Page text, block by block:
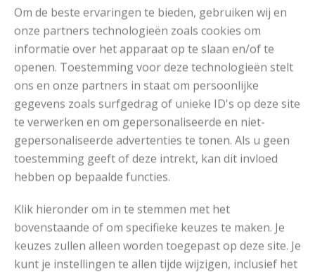
Om de beste ervaringen te bieden, gebruiken wij en
onze partners technologieën zoals cookies om
informatie over het apparaat op te slaan en/of te
openen. Toestemming voor deze technologieën stelt
ons en onze partners in staat om persoonlijke
gegevens zoals surfgedrag of unieke ID's op deze site
te verwerken en om gepersonaliseerde en niet-
gepersonaliseerde advertenties te tonen. Als u geen
toestemming geeft of deze intrekt, kan dit invloed
hebben op bepaalde functies.
Klik hieronder om in te stemmen met het
bovenstaande of om specifieke keuzes te maken. Je
keuzes zullen alleen worden toegepast op deze site. Je
kunt je instellingen te allen tijde wijzigen, inclusief het